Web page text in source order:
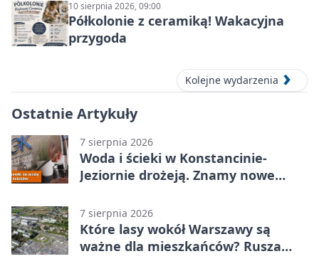
10 sierpnia 2026, 09:00
Półkolonie z ceramiką! Wakacyjna
przygoda
Kolejne wydarzenia
Ostatnie Artykuły
7 sierpnia 2026
Woda i ścieki w Konstancinie-
Jeziornie drożeją. Znamy nowe
7 sierpnia 2026
Które lasy wokół Warszawy są
ważne dla mieszkańców? Rusza